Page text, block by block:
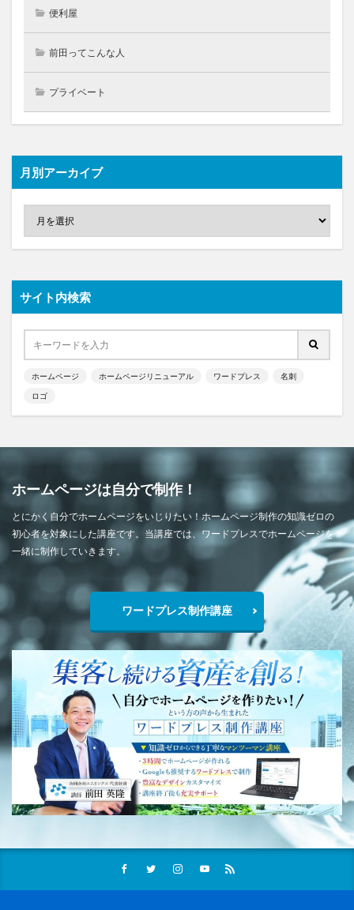
便利屋
前田ってこんな人
プライベート
月別アーカイブ
サイト内検索
ホームページ ホームページリニューアル ワードプレス 名刺
ロゴ
ホームページは自分で制作！
とにかく自分でホームページをいじりたい！ホームページ制作の知識ゼロの
初心者を対象にした講座です。当講座では、ワードプレスでホームページを
一緒に制作していきます。
ワードプレス制作講座